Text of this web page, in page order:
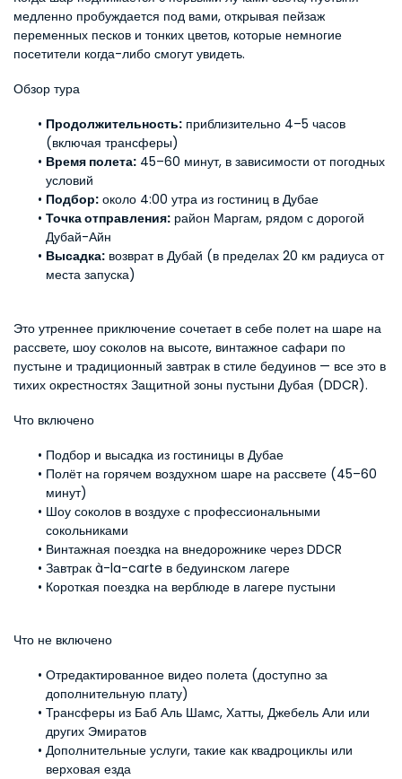
медленно пробуждается под вами, открывая пейзаж
переменных песков и тонких цветов, которые немногие
посетители когда-либо смогут увидеть.
Обзор тура
Продолжительность: приблизительно 4–5 часов
(включая трансферы)
Время полета: 45–60 минут, в зависимости от погодных
условий
Подбор: около 4:00 утра из гостиниц в Дубае
Точка отправления: район Маргам, рядом с дорогой
Дубай-Айн
Высадка: возврат в Дубай (в пределах 20 км радиуса от
места запуска)
Это утреннее приключение сочетает в себе полет на шаре на
рассвете, шоу соколов на высоте, винтажное сафари по
пустыне и традиционный завтрак в стиле бедуинов — все это в
тихих окрестностях Защитной зоны пустыни Дубая (DDCR).
Что включено
Подбор и высадка из гостиницы в Дубае
Полёт на горячем воздухном шаре на рассвете (45–60
минут)
Шоу соколов в воздухе с профессиональными
сокольниками
Винтажная поездка на внедорожнике через DDCR
Завтрак à-la-carte в бедуинском лагере
Короткая поездка на верблюде в лагере пустыни
Что не включено
Отредактированное видео полета (доступно за
дополнительную плату)
Трансферы из Баб Аль Шамс, Хатты, Джебель Али или
других Эмиратов
Дополнительные услуги, такие как квадроциклы или
верховая езда